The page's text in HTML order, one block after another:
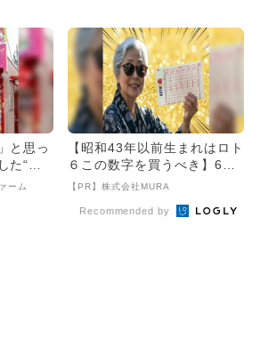
と思っ
た“買
ーム
【昭和43年以前生まれはロト
６この数字を買うべき】6つ
の数字が「完全一致」する
【PR】株式会社MURA
Recommended by